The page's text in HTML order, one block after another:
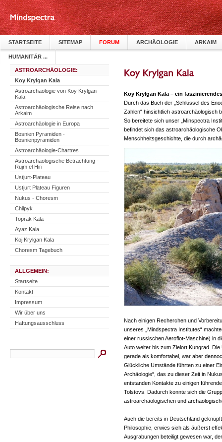
STARTSEITE SITEMAP FORUM ARCHÄOLOGIE ARKAIM
HUMANITÄR ...
ASTROARCHÄOLOGIE:
Koy Krylgan Kala
Astroarchäologie von Koy Krylgan
Kala
Astroarchäologische Reise nach
Arkaim
Astroarchäologie in Europa
Bosnien Pyramiden -
Bosnienpyramiden
Astroarchäologie-Chartres
Astroarchäologische Betrachtung -
Rujm el Hiri
Ustjurt-Plateau
Ustjurt Plateau Figuren
Nukus - Choresm
Chilpyk
Toprak Kala
Ayaz Kala
Koj Krylgan Kala
Choresm Tagebuch
ALLGEMEIN:
Startseite
Kontakt
Impressum
Wir über uns
Haftungsausschluss
Koy Krylgan Kala – ein
Durch das Buch der „Schlüssel des
Zahlen“ hinsichtlich astroarchäologisch
So bereitete sich unser „Minspectra
befindet sich das astroarchäologische
Menschheitsgeschichte, die durch
Nach einigen Recherchen und
unseres „Mindspectra Institutes“
einer russischen Aeroflot-Maschine) in
Auto weiter bis zum Zielort Kungrad.
gerade als komfortabel, war aber
Glückliche Umstände führten zu einer
Archäologie“, das zu dieser Zeit in
entstanden Kontakte zu einigen
Tolstovs. Dadurch konnte sich die
astroarchäologischen und
Auch die bereits in Deutschland
Philosophie, erwies sich als äußerst
Ausgrabungen beteiligt gewesen war,